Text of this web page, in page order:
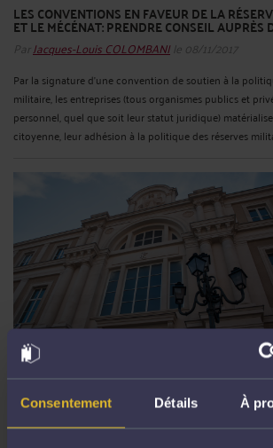
Consentement Détails À
LES CONVENTIONS EN FAVEUR DE LA
ET LE MÉCÉNAT: PRENDRE CONSEIL AUPRÈS
Par Jacques-Louis COLOMBANI le 08/11/2017
Par la signature d’une convention de soutien à la
militaire, les entreprises (tous organismes publics et
personnel, quel que soit leur statut juridique)
citoyenne, leur adhésion à la politique des réserves
LA POTION « ÉTAT D’URGENCE PERMANENT»
LA PROPAGANDE ?